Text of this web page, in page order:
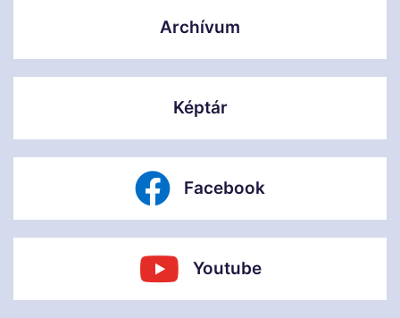
Archívum
Képtár
Facebook
Youtube